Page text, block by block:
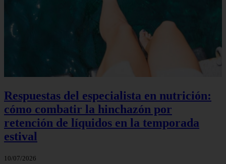
Respuestas del especialista en nutrición:
cómo combatir la hinchazón por
retención de líquidos en la temporada
estival
10/07/2026